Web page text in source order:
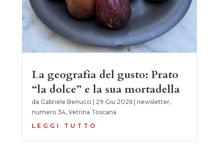
La geografia del gusto: Prato
“la dolce” e la sua mortadella
da Gabriele Benucci | 29 Giu 2026| newsletter,
numero 34, Vetrina Toscana
LEGGI TUTTO